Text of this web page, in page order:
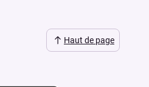
Haut de page